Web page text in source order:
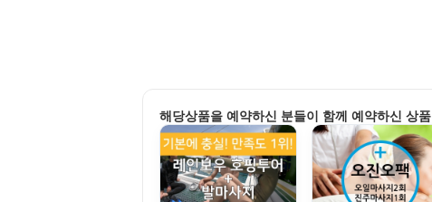
해당상품을 예약하신 분들이 함께 예약하신 상품